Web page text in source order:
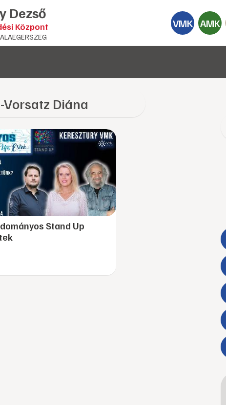
Dezső
Központ VMK AMK
Vorsatz Diána
Stand Up